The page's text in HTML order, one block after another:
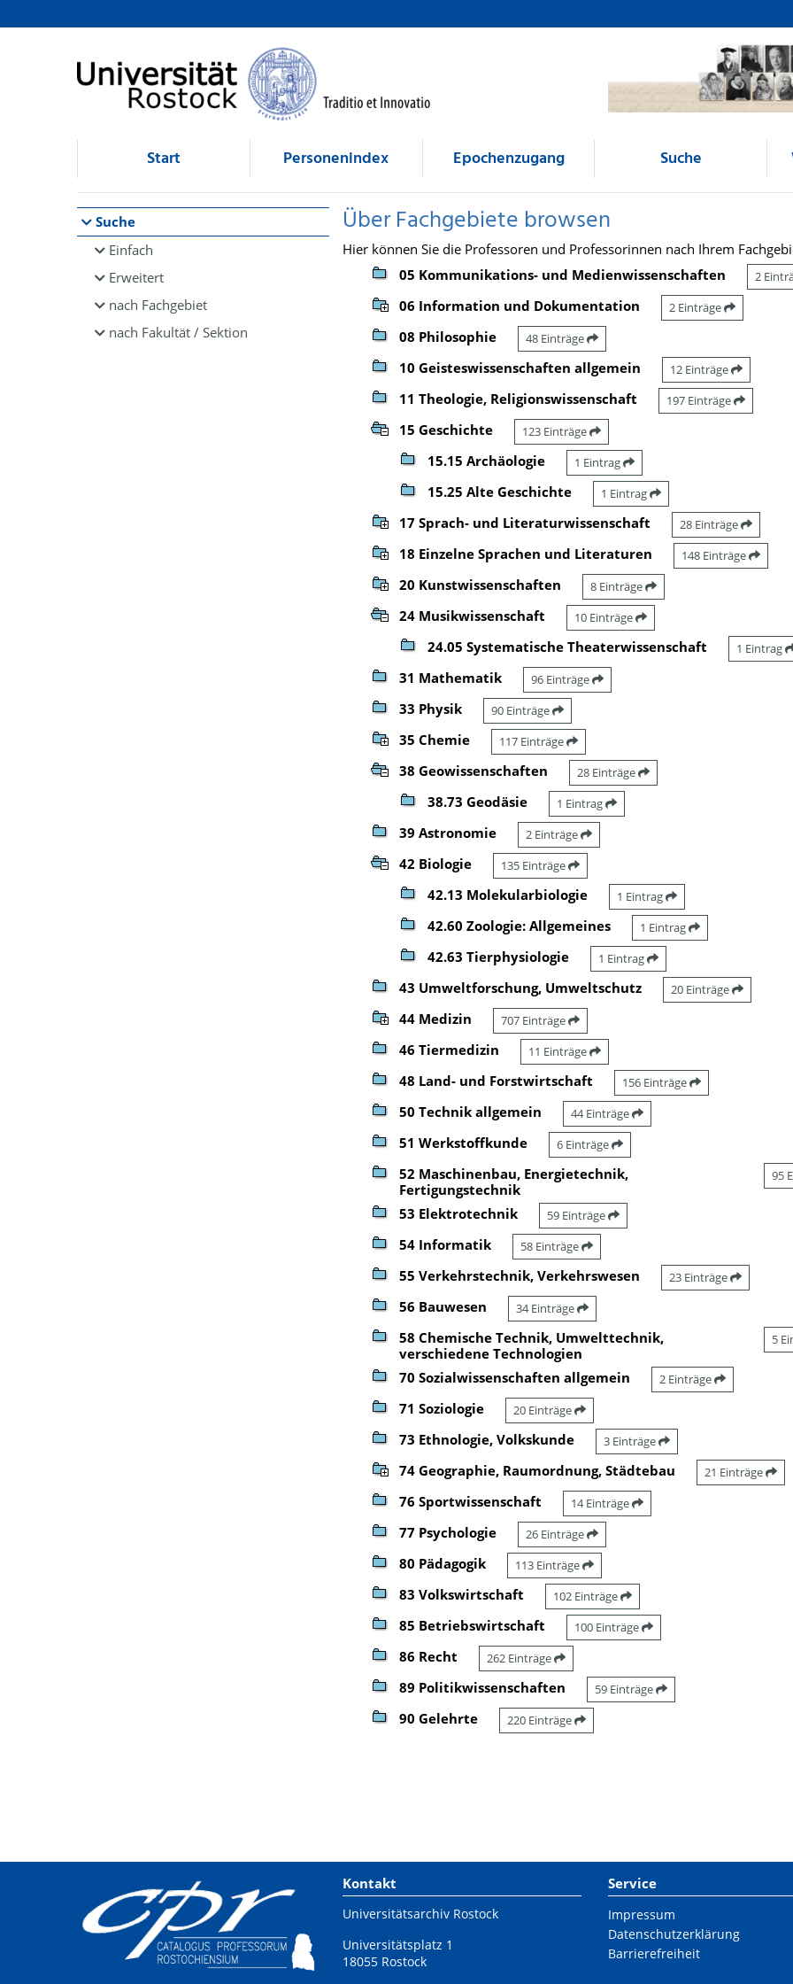
Browsen
direkt zum Inhalt
Start Personenindex Epochenzugang Suche
Suche
Einfach
Erweitert
nach Fachgebiet
nach Fakultät / Sektion
Über Fachgebiete browsen
Hier können Sie die Professoren und Professorinnen nach Ihrem
05 Kommunikations- und Medienwissenschaften
2
06 Information und Dokumentation 2 Einträge
08 Philosophie 48 Einträge
10 Geisteswissenschaften allgemein 12 Einträge
11 Theologie, Religionswissenschaft 197 Einträge
15 Geschichte 123 Einträge
15.15 Archäologie 1 Eintrag
15.25 Alte Geschichte 1 Eintrag
17 Sprach- und Literaturwissenschaft 28 Einträge
18 Einzelne Sprachen und Literaturen 148 Einträge
20 Kunstwissenschaften 8 Einträge
24 Musikwissenschaft 10 Einträge
24.05 Systematische Theaterwissenschaft 1 Eintrag
31 Mathematik 96 Einträge
33 Physik 90 Einträge
35 Chemie 117 Einträge
38 Geowissenschaften 28 Einträge
38.73 Geodäsie 1 Eintrag
39 Astronomie 2 Einträge
42 Biologie 135 Einträge
42.13 Molekularbiologie 1 Eintrag
42.60 Zoologie: Allgemeines 1 Eintrag
42.63 Tierphysiologie 1 Eintrag
43 Umweltforschung, Umweltschutz 20 Einträge
44 Medizin 707 Einträge
46 Tiermedizin 11 Einträge
48 Land- und Forstwirtschaft 156 Einträge
50 Technik allgemein 44 Einträge
51 Werkstoffkunde 6 Einträge
52 Maschinenbau, Energietechnik,
Fertigungstechnik
95
53 Elektrotechnik 59 Einträge
54 Informatik 58 Einträge
55 Verkehrstechnik, Verkehrswesen 23 Einträge
56 Bauwesen 34 Einträge
58 Chemische Technik, Umwelttechnik,
verschiedene Technologien
5
70 Sozialwissenschaften allgemein 2 Einträge
71 Soziologie 20 Einträge
73 Ethnologie, Volkskunde 3 Einträge
74 Geographie, Raumordnung, Städtebau 21 Einträge
76 Sportwissenschaft 14 Einträge
77 Psychologie 26 Einträge
80 Pädagogik 113 Einträge
83 Volkswirtschaft 102 Einträge
85 Betriebswirtschaft 100 Einträge
86 Recht 262 Einträge
89 Politikwissenschaften 59 Einträge
90 Gelehrte 220 Einträge
Kontakt
Universitätsarchiv Rostock
Universitätsplatz 1
18055 Rostock
Service
Impressum
Datenschutzerklärung
Barrierefreiheit